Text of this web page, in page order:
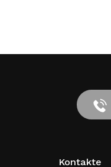
Kontakte